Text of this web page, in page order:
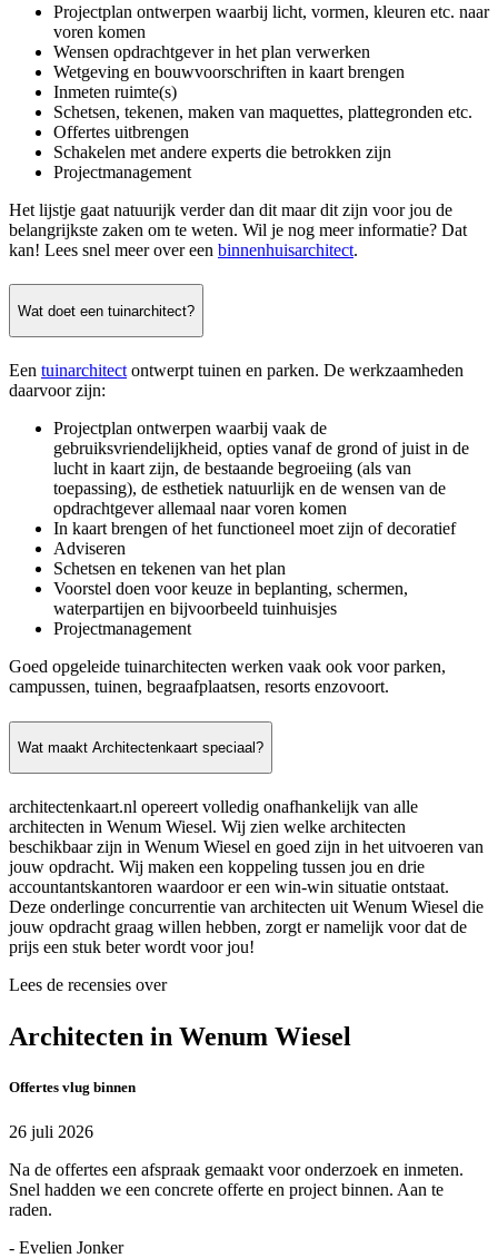
Projectplan ontwerpen waarbij licht, vormen, kleuren etc. naar
voren komen
Wensen opdrachtgever in het plan verwerken
Wetgeving en bouwvoorschriften in kaart brengen
Inmeten ruimte(s)
Schetsen, tekenen, maken van maquettes, plattegronden etc.
Offertes uitbrengen
Schakelen met andere experts die betrokken zijn
Projectmanagement
Het lijstje gaat natuurijk verder dan dit maar dit zijn voor jou de
belangrijkste zaken om te weten. Wil je nog meer informatie? Dat
kan! Lees snel meer over een binnenhuisarchitect.
Wat doet een tuinarchitect?
Een tuinarchitect ontwerpt tuinen en parken. De werkzaamheden
daarvoor zijn:
Projectplan ontwerpen waarbij vaak de
gebruiksvriendelijkheid, opties vanaf de grond of juist in de
lucht in kaart zijn, de bestaande begroeiing (als van
toepassing), de esthetiek natuurlijk en de wensen van de
opdrachtgever allemaal naar voren komen
In kaart brengen of het functioneel moet zijn of decoratief
Adviseren
Schetsen en tekenen van het plan
Voorstel doen voor keuze in beplanting, schermen,
waterpartijen en bijvoorbeeld tuinhuisjes
Projectmanagement
Goed opgeleide tuinarchitecten werken vaak ook voor parken,
campussen, tuinen, begraafplaatsen, resorts enzovoort.
Wat maakt Architectenkaart speciaal?
architectenkaart.nl opereert volledig onafhankelijk van alle
architecten in Wenum Wiesel. Wij zien welke architecten
beschikbaar zijn in Wenum Wiesel en goed zijn in het uitvoeren van
jouw opdracht. Wij maken een koppeling tussen jou en drie
accountantskantoren waardoor er een win-win situatie ontstaat.
Deze onderlinge concurrentie van architecten uit Wenum Wiesel die
jouw opdracht graag willen hebben, zorgt er namelijk voor dat de
prijs een stuk beter wordt voor jou!
Lees de recensies over
Architecten in Wenum Wiesel
Offertes vlug binnen
26 juli 2026
Na de offertes een afspraak gemaakt voor onderzoek en inmeten.
Snel hadden we een concrete offerte en project binnen. Aan te
raden.
- Evelien Jonker